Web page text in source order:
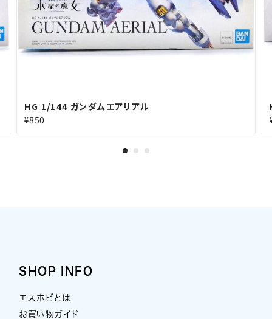
HG 1/144 ガンダムエアリアル
¥850
SHOP INFO
エスホビとは
お買い物ガイド